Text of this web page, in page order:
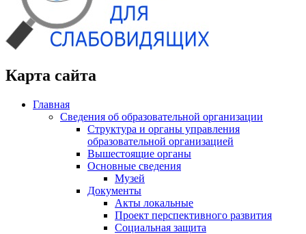
Карта сайта
Главная
Сведения об образовательной организации
Структура и органы управления
образовательной организацией
Вышестоящие органы
Основные сведения
Музей
Документы
Акты локальные
Проект перспективного развития
Социальная защита